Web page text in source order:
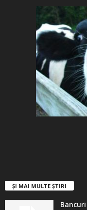
ȘI MAI MULTE ȘTIRI